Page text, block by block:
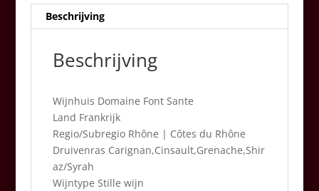
Beschrijving
Beschrijving
Wijnhuis Domaine Font Sante
Land Frankrijk
Regio/Subregio Rhône | Côtes du Rhône
Druivenras Carignan,Cinsault,Grenache,Shir
az/Syrah
Wijntype Stille wijn